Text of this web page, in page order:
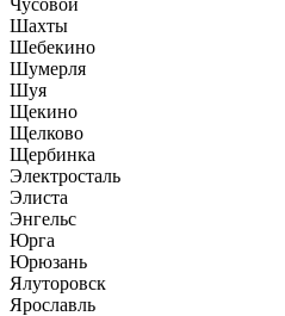
Чусовой
Шахты
Шебекино
Шумерля
Шуя
Щекино
Щелково
Щербинка
Электросталь
Элиста
Энгельс
Юрга
Юрюзань
Ялуторовск
Ярославль